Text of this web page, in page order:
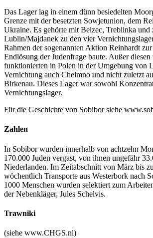
Das Lager lag in einem dünn besiedelten
Grenze mit der besetzten Sowjetunion, dem
Ukraine. Es gehörte mit Belzec, Treblinka und
Lublin/Majdanek zu den vier
Rahmen der sogenannten Aktion Reinhardt
Endlösung der Judenfrage baute. Außer
funktionierten in Polen in der Umgebung von
Vernichtung auch Chelmno und nicht zuletzt
Birkenau. Dieses Lager war sowohl
Vernichtungslager.
Für die Geschichte von Sobibor siehe
Zahlen
In Sobibor wurden innerhalb von achtzehn
170.000 Juden vergast, von ihnen ungefähr
Niederlanden. Im Zeitabschnitt von März bis
wöchentlich Transporte aus Westerbork nach
1000 Menschen wurden selektiert zum
der Nebenkläger, Jules Schelvis.
Trawniki
(siehe www.CHGS.nl)